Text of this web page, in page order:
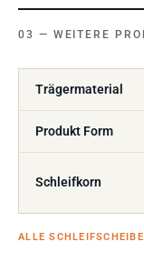
WEITERE
Trägermaterial
Produkt Form
Schleifkorn
ALLE